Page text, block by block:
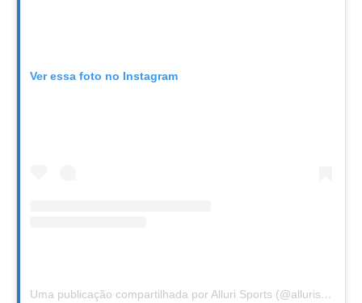
Ver essa foto no Instagram
Uma publicação compartilhada por Alluri Sports (@allurisports)